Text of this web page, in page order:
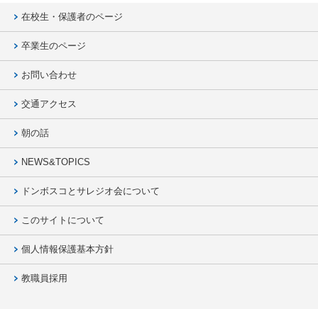
在校生・保護者のページ
卒業生のページ
お問い合わせ
交通アクセス
朝の話
NEWS&TOPICS
ドンボスコとサレジオ会について
このサイトについて
個人情報保護基本方針
教職員採用